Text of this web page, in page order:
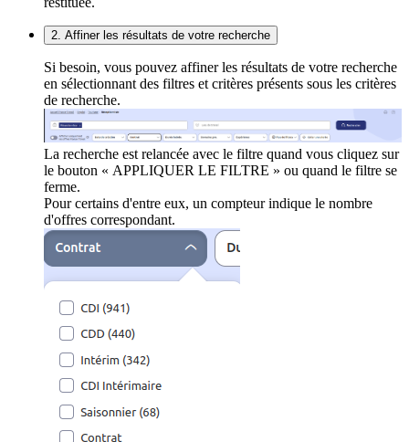
2. Affiner les résultats de votre recherche
Si besoin, vous pouvez affiner les résultats de votre recherche
en sélectionnant des filtres et critères présents sous les critères
de recherche.
La recherche est relancée avec le filtre quand vous cliquez sur
le bouton « APPLIQUER LE FILTRE » ou quand le filtre se
ferme.
Pour certains d'entre eux, un compteur indique le nombre
d'offres correspondant.